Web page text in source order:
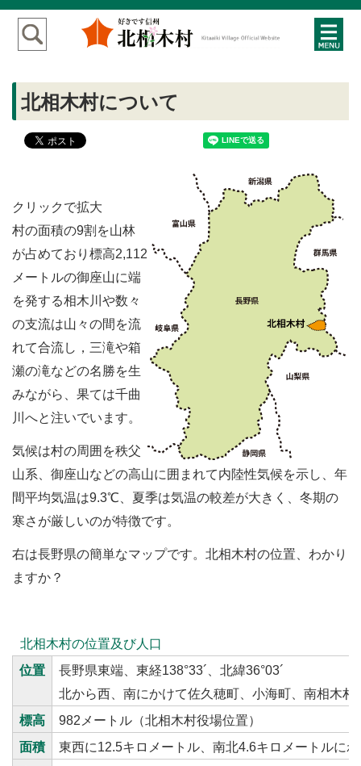
北相木村について
クリックで拡大
村の面積の9割を山林
が占めており標高2,112
メートルの御座山に端
を発する相木川や数々
の支流は山々の間を流
れて合流し，三滝や箱
瀬の滝などの名勝を生
みながら、果ては千曲
川へと注いでいます。
気候は村の周囲を秩父
山系、御座山などの高山に囲まれて内陸性気候を示し、年
間平均気温は9.3℃、夏季は気温の較差が大きく、冬期の
寒さが厳しいのが特徴です。
右は長野県の簡単なマップです。北相木村の位置、わかり
ますか？
北相木村の位置及び人口
位置
長野県東端、東経138°33´、北緯36°03´
北から西、南にかけて佐久穂町、小海町、南相木
標高
982メートル（北相木村役場位置）
面積
東西に12.5キロメートル、南北4.6キロメートルに